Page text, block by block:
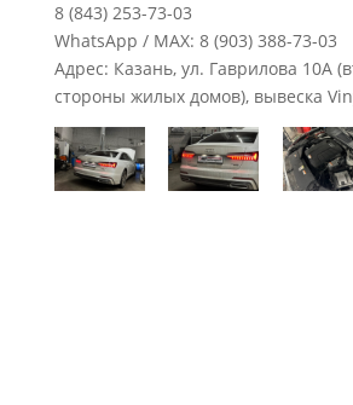
8 (843) 253-73-03
WhatsApp / MAX: 8 (903) 388-73-03
Адрес: Казань, ул. Гаврилова 10А
стороны жилых домов), вывеска